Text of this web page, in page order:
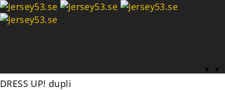
DRESS UP! dupli